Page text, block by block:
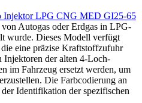
Injektor LPG CNG MED GI25-65
Autogas oder Erdgas in LPG-
wurde. Dieses Modell verfügt
eine präzise Kraftstoffzufuhr
Injektoren der alten 4-Loch-
im Fahrzeug ersetzt werden, um
Die Farbcodierung an
Identifikation der spezifischen